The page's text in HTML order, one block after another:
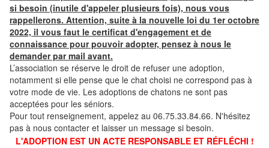
si besoin (inutile d'appeler plusieurs fois), nous vous
rappellerons. Attention, suite à la nouvelle loi du 1er octobre
2022, il vous faut le certificat d'engagement et de
connaissance pour pouvoir adopter, pensez à nous le
demander par mail avant.
L’association se réserve le droit de refuser une adoption,
notamment si elle pense que le chat choisi ne correspond pas à
votre mode de vie. Les adoptions de chatons ne sont pas
acceptées pour les séniors.
Pour tout renseignement, appelez au 06.75.33.84.66. N'hésitez
pas à nous contacter et laisser un message si besoin.
L'ADOPTION EST UN ACTE RESPONSABLE ET RÉFLÉCHI !